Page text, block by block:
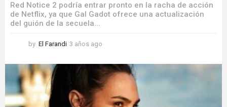
Red Notice 2 podría entrar pronto en la racha de acción
de Netflix, ya que Gal Gadot ofrece una actualización
del guión de la secuela...
by El Farandi 3 años ago
ñ
o
s
a